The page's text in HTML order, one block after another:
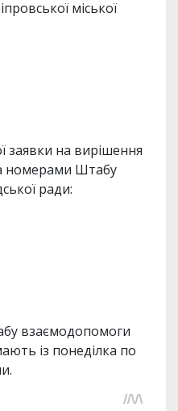
міської
заявки на вирішення
номерами Штабу
ради:
взаємодопомоги
із понеділка по